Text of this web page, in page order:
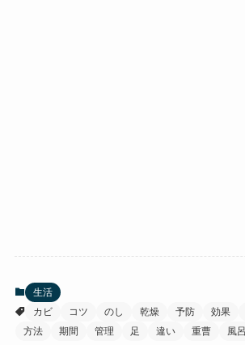
生活
カビ
コツ のし 乾燥 予防 効果
方法
期間 管理 足 違い 重曹 風呂